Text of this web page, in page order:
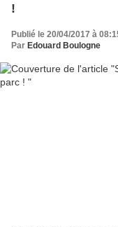
!
Publié le 20/04/2017 à
Par Edouard Boulogne